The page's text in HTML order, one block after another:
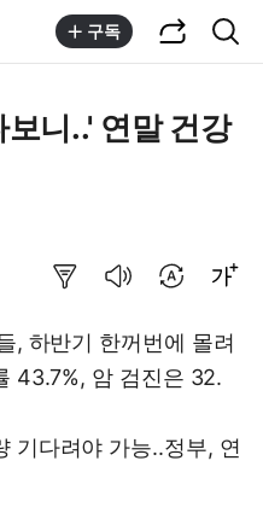
구독
니..' 연말 건강
, 하반기 한꺼번에 몰려
43.7%, 암 검진은 32.
기다려야 가능..정부, 연